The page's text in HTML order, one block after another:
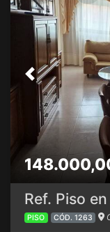
Ref. Piso
PISO CÓD. 1263
Previous